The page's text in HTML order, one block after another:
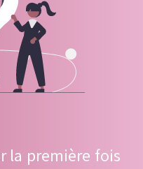
la première fois